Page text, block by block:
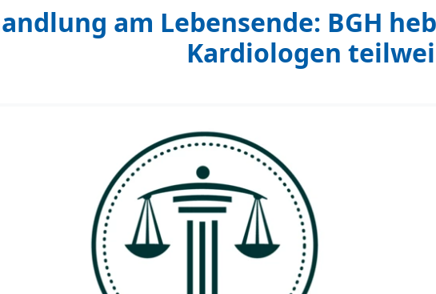
am Lebensende: BGH
Kardiologen